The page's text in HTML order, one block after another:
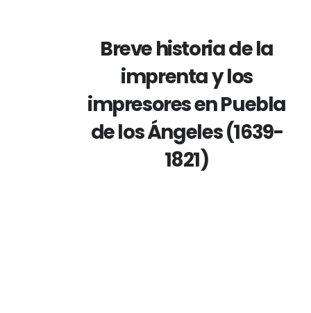
Breve historia de la
imprenta y los
impresores en Puebla
de los Ángeles (1639-
1821)